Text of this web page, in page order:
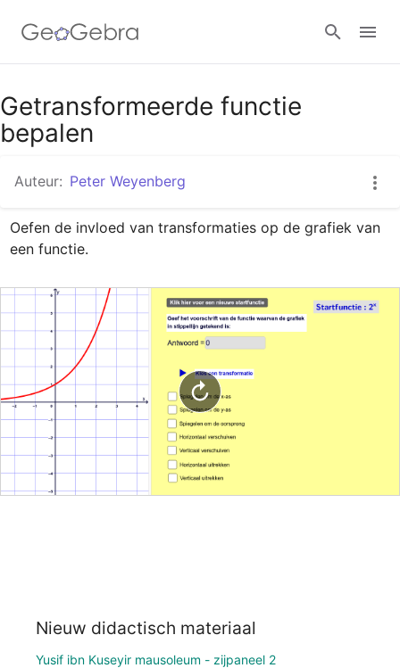
Google Classroom
Aanmelden
Getransformeerde functie
bepalen
Auteur: Peter Weyenberg
Oefen de invloed van transformaties op de grafiek van
een functie.
Nieuw didactisch materiaal
Yusif ibn Kuseyir mausoleum - zijpaneel 2